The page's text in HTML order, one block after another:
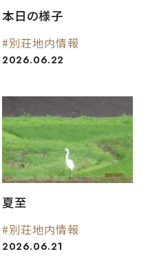
本日の様子
#別荘地内情報
2026.06.22
夏至
#別荘地内情報
2026.06.21